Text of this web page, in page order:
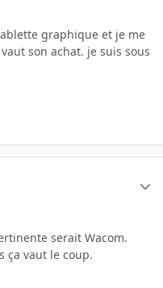
graphique et je me
son achat. je suis sous
serait Wacom.
ça vaut le coup.